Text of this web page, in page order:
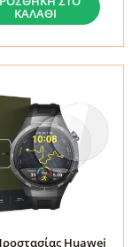
ΚΑΛΆΘΙ
Huawei